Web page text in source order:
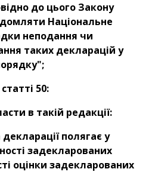
до цього Закону
Національне
неподання чи
таких декларацій у
50:
в такій редакції:
полягає у
задекларованих
оцінки задекларованих